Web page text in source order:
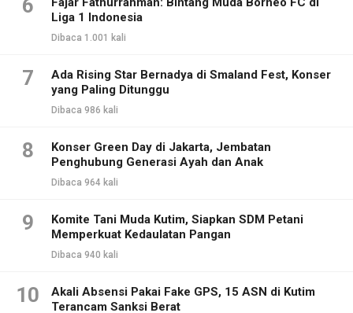
6
Liga 1 Indonesia
Dibaca 1.001 kali
7
Ada Rising Star Bernadya di Smaland Fest, Konser
yang Paling Ditunggu
Dibaca 986 kali
8
Konser Green Day di Jakarta, Jembatan
Penghubung Generasi Ayah dan Anak
Dibaca 964 kali
9
Komite Tani Muda Kutim, Siapkan SDM Petani
Memperkuat Kedaulatan Pangan
Dibaca 940 kali
10
Akali Absensi Pakai Fake GPS, 15 ASN di Kutim
Terancam Sanksi Berat